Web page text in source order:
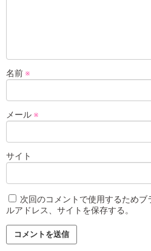
名前 ※
メール ※
サイト
次回のコメントで使用するため
ルアドレス、サイトを保存する。